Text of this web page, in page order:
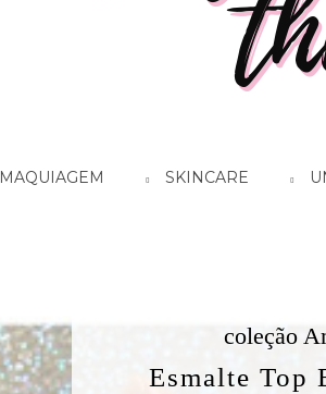
MAQUIAGEM SKINCARE
coleção
Esmalte Top